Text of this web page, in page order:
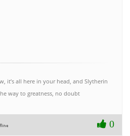
it’s all here in your head, and Slytherin
way to greatness, no doubt
0